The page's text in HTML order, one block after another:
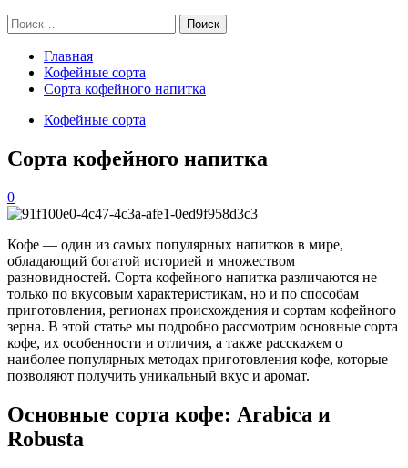
Найти:
Главная
Кофейные сорта
Сорта кофейного напитка
Кофейные сорта
Сорта кофейного напитка
0
Кофе — один из самых популярных напитков в мире,
обладающий богатой историей и множеством
разновидностей. Сорта кофейного напитка различаются не
только по вкусовым характеристикам, но и по способам
приготовления, регионах происхождения и сортам кофейного
зерна. В этой статье мы подробно рассмотрим основные сорта
кофе, их особенности и отличия, а также расскажем о
наиболее популярных методах приготовления кофе, которые
позволяют получить уникальный вкус и аромат.
Основные сорта кофе: Arabica и
Robusta